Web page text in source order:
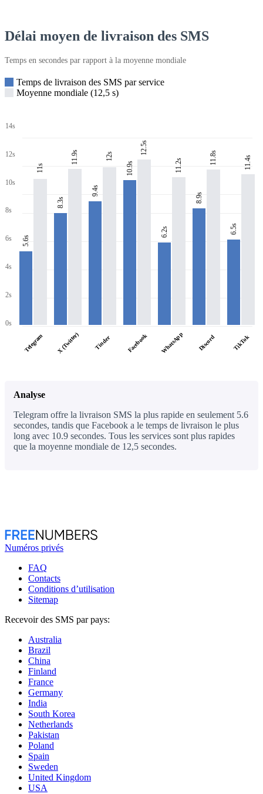
Délai moyen de livraison des SMS
Temps en secondes par rapport à la moyenne mondiale
Temps de livraison des SMS par service
Moyenne mondiale (12,5 s)
14s
12s
10s
8s
6s
4s
2s
0s
5.6s
11s
Telegram
8.3s
11.9s
X (Twitter)
9.4s
12s
Tinder
10.9s
12.5s
Facebook
6.2s
11.2s
WhatsApp
8.9s
11.8s
Discord
6.5s
11.4s
TikTok
Analyse
Telegram offre la livraison SMS la plus rapide en seulement 5.6
secondes, tandis que Facebook a le temps de livraison le plus
long avec 10.9 secondes. Tous les services sont plus rapides
que la moyenne mondiale de 12,5 secondes.
Numéros privés
FAQ
Contacts
Conditions d’utilisation
Sitemap
Recevoir des SMS par pays:
Australia
Brazil
China
Finland
France
Germany
India
South Korea
Netherlands
Pakistan
Poland
Spain
Sweden
United Kingdom
USA